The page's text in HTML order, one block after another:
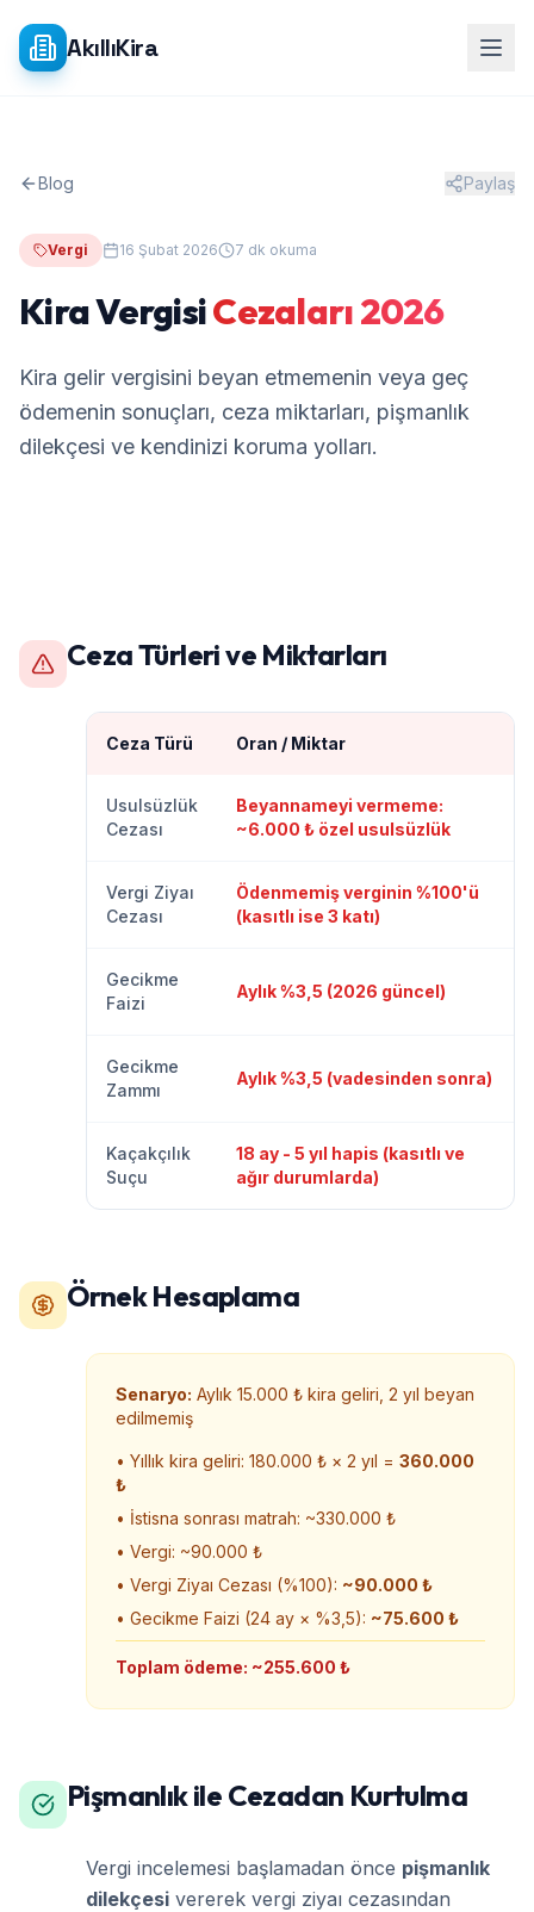
AkıllıKira
Blog Paylaş
Vergi 16 Şubat 2026 7 dk okuma
Kira VergisiCezaları 2026
Kira gelir vergisini beyan etmemenin veya geç
ödemenin sonuçları, ceza miktarları, pişmanlık
dilekçesi ve kendinizi koruma yolları.
Ceza Türleri ve Miktarları
Ceza Türü Oran / Miktar
Usulsüzlük
Cezası
Beyannameyi vermeme:
~6.000 ₺ özel usulsüzlük
Vergi Ziyaı
Cezası
Ödenmemiş verginin %100'ü
(kasıtlı ise 3 katı)
Gecikme
Faizi
Aylık %3,5 (2026 güncel)
Gecikme
Zammı
Aylık %3,5 (vadesinden sonra)
Kaçakçılık
Suçu
18 ay - 5 yıl hapis (kasıtlı ve
ağır durumlarda)
Örnek Hesaplama
Senaryo: Aylık 15.000 ₺ kira geliri, 2 yıl beyan
edilmemiş
• Yıllık kira geliri: 180.000 ₺ × 2 yıl = 360.000
₺
• İstisna sonrası matrah: ~330.000 ₺
• Vergi: ~90.000 ₺
• Vergi Ziyaı Cezası (%100): ~90.000 ₺
• Gecikme Faizi (24 ay × %3,5): ~75.600 ₺
Toplam ödeme: ~255.600 ₺
Pişmanlık ile Cezadan Kurtulma
Vergi incelemesi başlamadan önce pişmanlık
dilekçesi vererek vergi ziyaı cezasından